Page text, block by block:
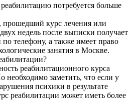
потребуется больше
курс лечения или
недель после выписки получает
телефону, а также имеет право
занятия в Москве.
реабилитационного курса
необходимо заметить, что если у
психики в результате
реабилитации может иметь более